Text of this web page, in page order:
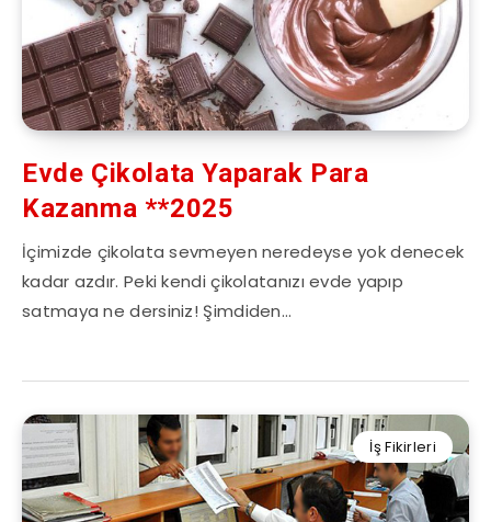
Evde Çikolata Yaparak Para
Kazanma **2025
İçimizde çikolata sevmeyen neredeyse yok denecek
kadar azdır. Peki kendi çikolatanızı evde yapıp
satmaya ne dersiniz! Şimdiden…
İş Fikirleri